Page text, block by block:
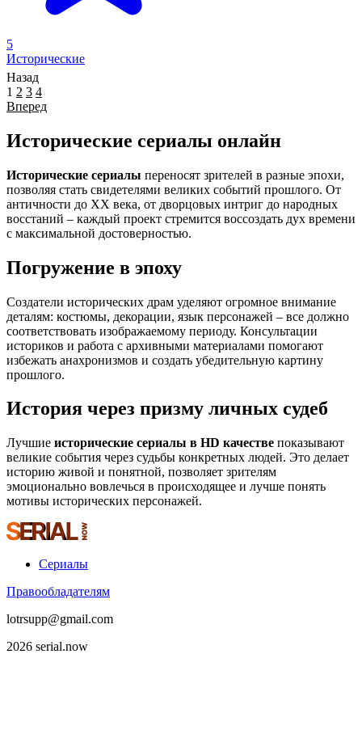
5
Исторические
Назад
1 2 3 4
Вперед
Исторические сериалы онлайн
Исторические сериалы переносят зрителей в разные эпохи,
позволяя стать свидетелями великих событий прошлого. От
античности до XX века, от дворцовых интриг до народных
восстаний – каждый проект стремится воссоздать дух времени
с максимальной достоверностью.
Погружение в эпоху
Создатели исторических драм уделяют огромное внимание
деталям: костюмы, декорации, язык персонажей – все должно
соответствовать изображаемому периоду. Консультации
историков и работа с архивными материалами помогают
избежать анахронизмов и создать убедительную картину
прошлого.
История через призму личных судеб
Лучшие исторические сериалы в HD качестве показывают
великие события через судьбы конкретных людей. Это делает
историю живой и понятной, позволяет зрителям
эмоционально вовлечься в происходящее и лучше понять
мотивы исторических персонажей.
Сериалы
Правообладателям
lotrsupp@gmail.com
2026 serial.now